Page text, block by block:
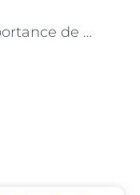
L’importance de la connaissance des matières premières pour les conseillers en parfumerie à Paris